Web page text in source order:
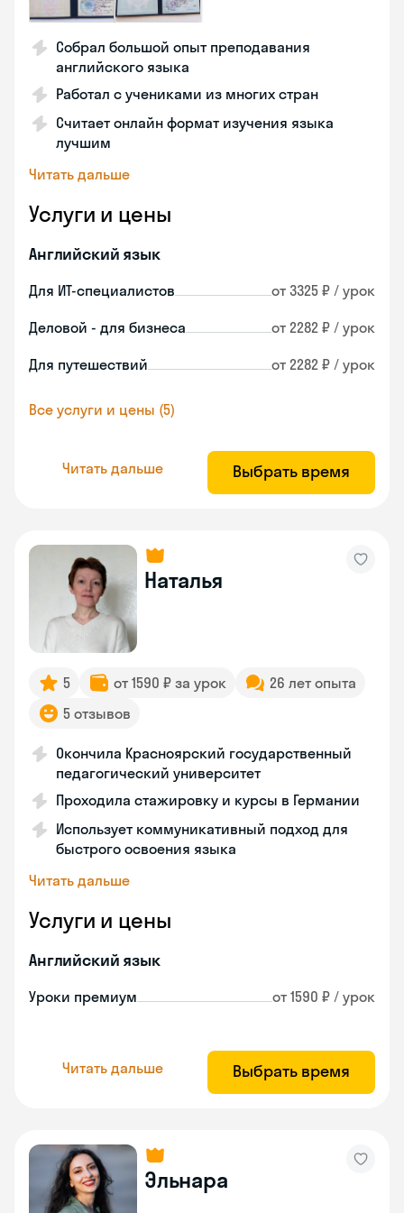
Собрал большой опыт преподавания
английского языка
Работал с учениками из многих стран
Считает онлайн формат изучения языка
лучшим
Читать дальше
Услуги и цены
Английский язык
Для ИТ-специалистов от 3325 ₽ / урок
Деловой - для бизнеса от 2282 ₽ / урок
Для путешествий от 2282 ₽ / урок
Все услуги и цены (5)
Читать дальше Выбрать время
Наталья
5 от 1590 ₽ за урок
26 лет опыта
5 отзывов
Окончила Красноярский государственный
педагогический университет
Проходила стажировку и курсы в Германии
Использует коммуникативный подход для
быстрого освоения языка
Читать дальше
Услуги и цены
Английский язык
Уроки премиум от 1590 ₽ / урок
Читать дальше Выбрать время
Эльнара